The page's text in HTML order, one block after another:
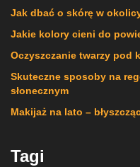
Jak dbać o skórę w
Jakie kolory cieni do
Oczyszczanie twarzy pod
Skuteczne sposoby na
słonecznym
Makijaż na lato –
Tagi